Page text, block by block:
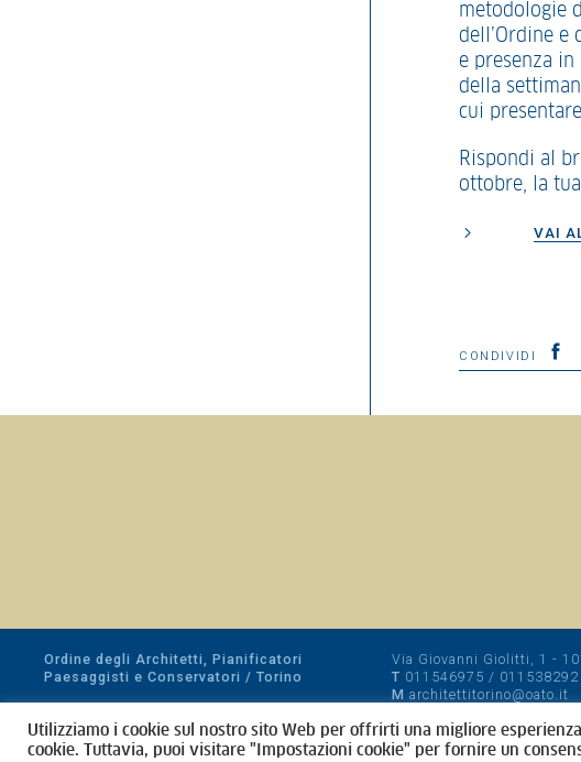
metodologie
dell’Ordine e
e presenza
della
cui
Rispondi al
ottobre, la
VAI
CONDIVIDI
Ordine degli Architetti, Pianificatori
Paesaggisti e Conservatori / Torino
CF 80089280012
Via Giovanni Giolitti, 1 -
T 011546975 / 011538292
M architettitorino@oato.it
Utilizziamo i cookie sul nostro sito Web per offrirti una migliore
cookie. Tuttavia, puoi visitare "Impostazioni cookie" per fornire un